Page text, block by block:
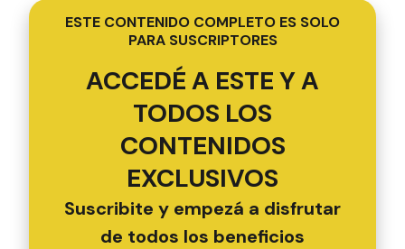
ESTE CONTENIDO COMPLETO ES SOLO
PARA SUSCRIPTORES
ACCEDÉ A ESTE Y A
TODOS LOS
CONTENIDOS
EXCLUSIVOS
Suscribite y empezá a disfrutar
de todos los beneficios